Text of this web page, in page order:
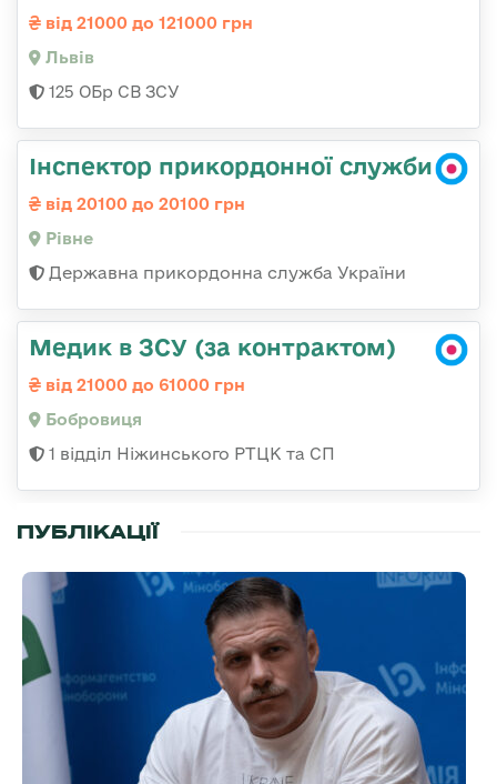
від 21000 до 121000 грн
Львів
125 ОБр СВ ЗСУ
Інспектор прикордонної служби
від 20100 до 20100 грн
Рівне
Державна прикордонна служба України
Медик в ЗСУ (за контрактом)
від 21000 до 61000 грн
Бобровиця
1 відділ Ніжинського РТЦК та СП
ПУБЛІКАЦІЇ